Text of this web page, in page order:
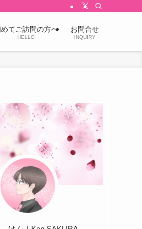
てご訪問の方へ
HELLO
お問合せ
INQUIRY